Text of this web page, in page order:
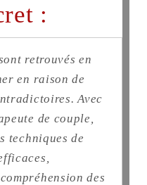
:
retrouvés en
en raison de
Avec
de couple,
techniques de
des